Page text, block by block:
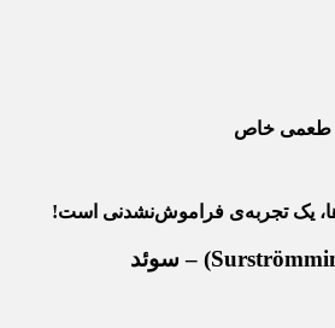
و طعمی خاص
یک تجربه‌ی فراموش‌نشدنی است!